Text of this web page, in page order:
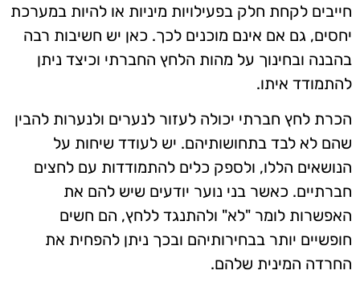
חייבים לקחת חלק בפעילויות מיניות או להיות במערכת
יחסים, גם אם אינם מוכנים לכך. כאן יש חשיבות רבה
בהבנה ובחינוך על מהות הלחץ החברתי וכיצד ניתן
להתמודד איתו.
הכרת לחץ חברתי יכולה לעזור לנערים ולנערות להבין
שהם לא לבד בתחושותיהם. יש לעודד שיחות על
הנושאים הללו, ולספק כלים להתמודדות עם לחצים
חברתיים. כאשר בני נוער יודעים שיש להם את
האפשרות לומר "לא" ולהתנגד ללחץ, הם חשים
חופשיים יותר בבחירותיהם ובכך ניתן להפחית את
החרדה המינית שלהם.